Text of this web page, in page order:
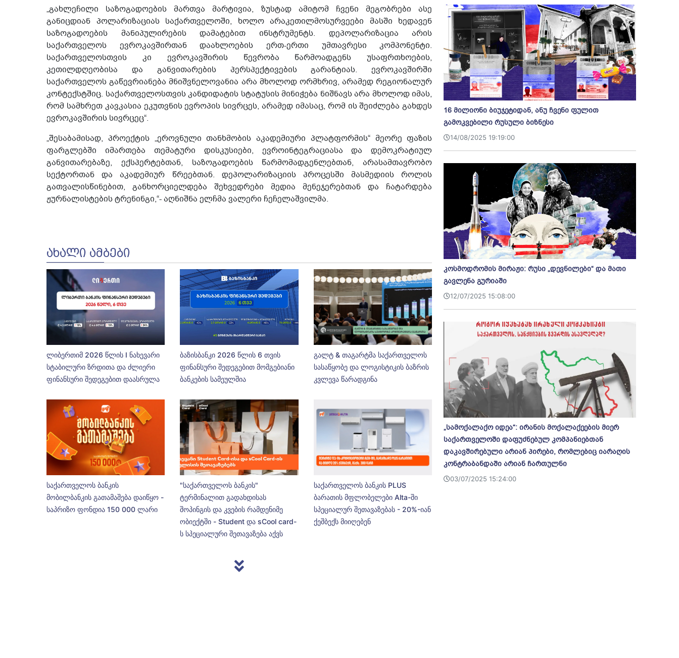
„გახლეჩილი საზოგადოების მართვა მარტივია, ზუსტად ამიტომ ჩვენი მეგობრები ასე
განიცდიან პოლარიზაციას საქართველოში, ხოლო არაკეთილმოსურვეები მასში ხედავენ
საზოგადოების მანიპულირების დამატებით ინსტრუმენტს. დეპოლარიზაცია არის
საქართველოს ევროკავშირთან დაახლოების ერთ-ერთი უმთავრესი კომპონენტი.
საქართველოსთვის კი ევროკავშირის წევრობა წარმოადგენს უსაფრთხოების,
კეთილდღეობისა და განვითარების პერსპექტივების გარანტიას. ევროკავშირში
საქართველოს გაწევრიანება მნიშვნელოვანია არა მხოლოდ ორმხრივ, არამედ რეგიონალურ
კონტექსტშიც. საქართველოსთვის კანდიდატის სტატუსის მინიჭება ნიშნავს არა მხოლოდ იმას,
რომ სამხრეთ კავკასია ეკუთვნის ევროპის სივრცეს, არამედ იმასაც, რომ ის შეიძლება გახდეს
ევროკავშირის სივრცეც“.
„შესაბამისად, პროექტის „ეროვნული თანხმობის აკადემიური პლატფორმის“ მეორე ფაზის
ფარგლებში იმართება თემატური დისკუსიები, ევროინტეგრაციასა და დემოკრატიულ
განვითარებაზე, ექსპერტებთან, საზოგადოების წარმომადგენლებთან, არასამთავრობო
სექტორთან და აკადემიურ წრეებთან. დეპოლარიზაციის პროცესში მასმედიის როლის
გათვალისწინებით, განხორციელდება შეხვედრები მედია მენეჯერებთან და ჩატარდება
ჟურნალისტების ტრენინგი,“- აღნიშნა ელჩმა ვალერი ჩეჩელაშვილმა.
ᲐᲮᲐᲚᲘ ᲐᲛᲑᲔᲑᲘ
ლიბერთიმ 2026 წლის I ნახევარი
სტაბილური ზრდითა და ძლიერი
ფინანსური შედეგებით დაასრულა
ბაზისბანკი 2026 წლის 6 თვის
ფინანსური შედეგებით მომგებიანი
ბანკების სამეულშია
გალტ & თაგარტმა საქართველოს
სასაწყობე და ლოგისტიკის ბაზრის
კვლევა წარადგინა
საქართველოს ბანკის
მობილბანკის გათამაშება დაიწყო -
საპრიზო ფონდია 150 000 ლარი
"საქართველოს ბანკის"
ტერმინალით გადახდისას
შოპინგის და კვების რამდენიმე
ობიექტში - Student და sCool card-
ს სპეციალური შეთავაზება აქვს
საქართველოს ბანკის PLUS
ბარათის მფლობელები Alta-ში
სპეციალურ შეთავაზებას - 20%-იან
ქეშბექს მიიღებენ
16 მილიონი ბიუჯეტიდან, ანუ ჩვენი ფულით
გამოკვებილი რუსული ბიზნესი
14/08/2025 19:19:00
კოსმოდრომის მირაჟი: რუსი „დევნილები“ და მათი
გავლენა გურიაში
12/07/2025 15:08:00
„სამოქალაქო იდეა“: ირანის მოქალაქეების მიერ
საქართველოში დაფუძნებულ კომპანიებთან
დაკავშირებული არიან პირები, რომლებიც იარაღის
კონტრაბანდაში არიან ჩართულნი
03/07/2025 15:24:00